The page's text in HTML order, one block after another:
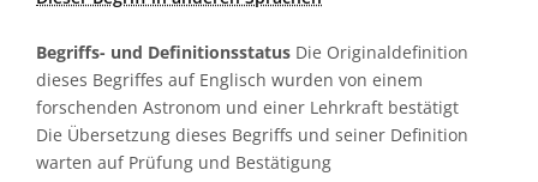
Begriffs- und Definitionsstatus Die Originaldefinition
dieses Begriffes auf Englisch wurden von einem
forschenden Astronom und einer Lehrkraft bestätigt
Die Übersetzung dieses Begriffs und seiner Definition
warten auf Prüfung und Bestätigung